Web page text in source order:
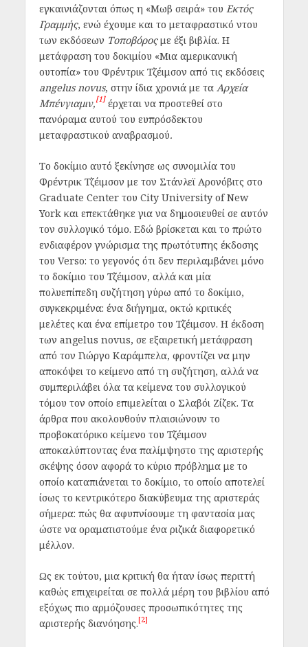
εγκαινιάζονται όπως η «Μωβ σειρά» του Εκτός
Γραμμής, ενώ έχουμε και το μεταφραστικό ντου
των εκδόσεων Tοποβόροςμε έξι βιβλία. Η
μετάφραση του δοκιμίου «Μια αμερικανική
ουτοπία» του Φρέντρικ Τζέιμσον από τις εκδόσεις
angelus novus, στην ίδια χρονιά με τα Αρχεία
Μπένγιαμιν,[1]έρχεται να προστεθεί στο
πανόραμα αυτού του ευπρόσδεκτου
μεταφραστικού αναβρασμού.
Το δοκίμιο αυτό ξεκίνησε ως συνομιλία του
Φρέντρικ Τζέιμσον με τον Στάνλεϊ Αρονόβιτς στο
Graduate Center του City University of New
York και επεκτάθηκε για να δημοσιευθεί σε αυτόν
τον συλλογικό τόμο. Εδώ βρίσκεται και το πρώτο
ενδιαφέρον γνώρισμα της πρωτότυπης έκδοσης
του Verso: το γεγονός ότι δεν περιλαμβάνει μόνο
το δοκίμιο του Τζέιμσον, αλλά και μία
πολυεπίπεδη συζήτηση γύρω από το δοκίμιο,
συγκεκριμένα: ένα διήγημα, οκτώ κριτικές
μελέτες και ένα επίμετρο του Τζέιμσον. Η έκδοση
των angelus novus, σε εξαιρετική μετάφραση
από τον Γιώργο Καράμπελα, φροντίζει να μην
αποκόψει το κείμενο από τη συζήτηση, αλλά να
συμπεριλάβει όλα τα κείμενα του συλλογικού
τόμου τον οποίο επιμελείται ο Σλαβόι Ζίζεκ. Τα
άρθρα που ακολουθούν πλαισιώνουν το
προβοκατόρικο κείμενο του Τζέιμσον
αποκαλύπτοντας ένα παλίμψηστο της αριστερής
σκέψης όσον αφορά το κύριο πρόβλημα με το
οποίο καταπιάνεται το δοκίμιο, το οποίο αποτελεί
ίσως το κεντρικότερο διακύβευμα της αριστεράς
σήμερα: πώς θα αφυπνίσουμε τη φαντασία μας
ώστε να οραματιστούμε ένα ριζικά διαφορετικό
μέλλον.
Ως εκ τούτου, μια κριτική θα ήταν ίσως περιττή
καθώς επιχειρείται σε πολλά μέρη του βιβλίου από
εξόχως πιο αρμόζουσες προσωπικότητες της
αριστερής διανόησης.[2]